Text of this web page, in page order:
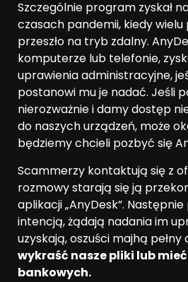
Szczególnie program zyskał
czasach pandemii, kiedy
przeszło na tryb zdalny.
komputerze lub telefonie,
uprawienia administracyjne,
postanowi mu je nadać. Jeśli
nierozważnie i damy dostęp
do naszych urządzeń, może
będziemy chcieli pozbyć się
Scammerzy kontaktują się z
rozmowy starają się ją
aplikacji „AnyDesk”.
intencją, żądają nadania im
uzyskają, oszuści majhą pełny
wykraść nasze pliki lub
bankowych.